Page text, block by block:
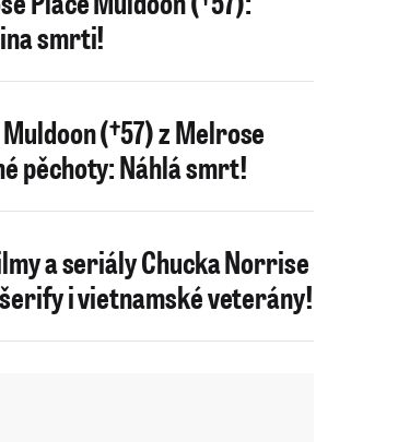
smrti!
(†57) z Melrose
pěchoty: Náhlá smrt!
a seriály Chucka Norrise
i vietnamské veterány!